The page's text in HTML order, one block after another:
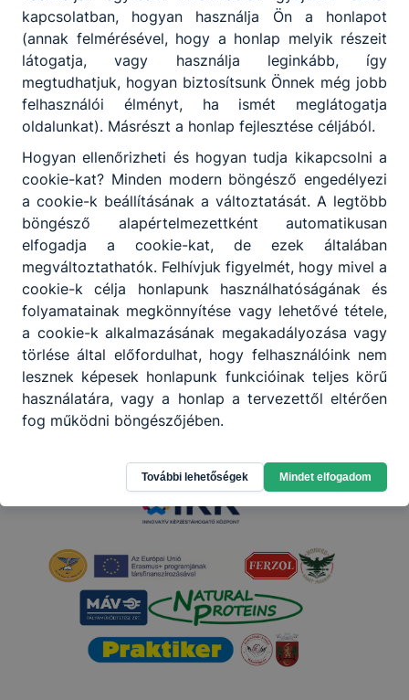
Partnereink
kapcsolatban, hogyan használja Ön a honlapot
(annak felmérésével, hogy a honlap melyik részeit
látogatja, vagy használja leginkább, így
megtudhatjuk, hogyan biztosítsunk Önnek még jobb
felhasználói élményt, ha ismét meglátogatja
oldalunkat). Másrészt a honlap fejlesztése céljából.
Hogyan ellenőrizheti és hogyan tudja kikapcsolni a
cookie-kat? Minden modern böngésző engedélyezi
a cookie-k beállításának a változtatását. A legtöbb
böngésző alapértelmezettként automatikusan
elfogadja a cookie-kat, de ezek általában
megváltoztathatók. Felhívjuk figyelmét, hogy mivel a
cookie-k célja honlapunk használhatóságának és
folyamatainak megkönnyítése vagy lehetővé tétele,
a cookie-k alkalmazásának megakadályozása vagy
törlése által előfordulhat, hogy felhasználóink nem
lesznek képesek honlapunk funkcióinak teljes körű
használatára, vagy a honlap a tervezettől eltérően
fog működni böngészőjében.
További lehetőségek Mindet elfogadom